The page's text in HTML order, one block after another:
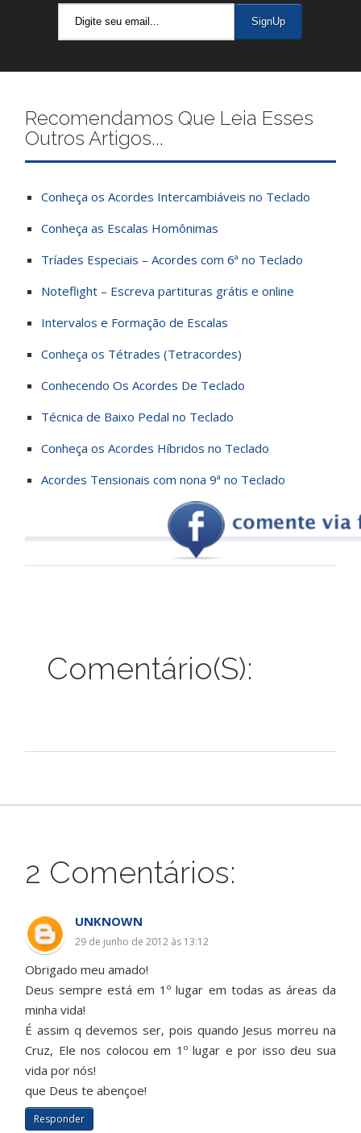
Recomendamos Que Leia Esses
Outros Artigos...
Conheça os Acordes Intercambiáveis no Teclado
Conheça as Escalas Homônimas
Tríades Especiais – Acordes com 6ª no Teclado
Noteflight – Escreva partituras grátis e online
Intervalos e Formação de Escalas
Conheça os Tétrades (Tetracordes)
Conhecendo Os Acordes De Teclado
Técnica de Baixo Pedal no Teclado
Conheça os Acordes Híbridos no Teclado
Acordes Tensionais com nona 9ª no Teclado
Comentário(s):
2 Comentários:
UNKNOWN
29 de junho de 2012 às 13:12
Obrigado meu amado!
Deus sempre está em 1º lugar em todas as áreas da
minha vida!
É assim q devemos ser, pois quando Jesus morreu na
Cruz, Ele nos colocou em 1º lugar e por isso deu sua
vida por nós!
que Deus te abençoe!
Responder